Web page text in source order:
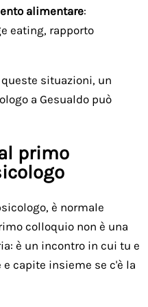
alimentare:
eating, rapporto
situazioni, un
a Gesualdo può
primo
è normale
colloquio non è una
è un incontro in cui tu e
capite insieme se c'è la